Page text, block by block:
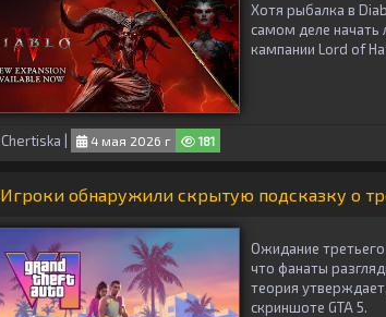
Хотя рыбалка в
самом деле
кампании Lord of
Chertiska 4 мая 2026 г 181
Игроки обнаружили скрытую подсказку о
Ожидание
что фанаты
теория
скриншоте GTA 5.